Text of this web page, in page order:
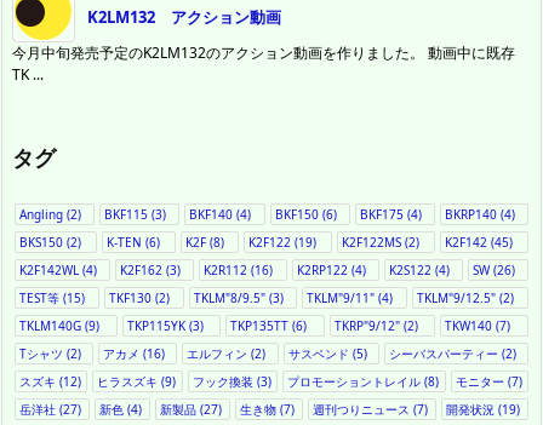
K2LM132 アクション動画
今月中旬発売予定のK2LM132のアクション動画を作りました。 動画中に既存
TK ...
タグ
Angling (2) BKF115 (3) BKF140 (4) BKF150(6) BKF175(4) BKRP140(4)
BKS150 (2) K-TEN (6) K2F(8) K2F122 (19) K2F122MS (2) K2F142 (45)
K2F142WL (4) K2F162 (3) K2R112 (16) K2RP122(4) K2S122(4) SW(26)
TEST等 (15) TKF130(2) TKLM"8/9.5"(3) TKLM"9/11" (4) TKLM"9/12.5" (2)
TKLM140G (9) TKP115YK(3) TKP135TT (6) TKRP"9/12"(2) TKW140 (7)
Tシャツ (2) アカメ (16) エルフィン (2) サスペンド (5) シーバスパーティー (2)
スズキ (12) ヒラスズキ (9) フック換装(3) プロモーショントレイル (8) モニター (7)
岳洋社 (27) 新色 (4) 新製品 (27) 生き物 (7) 週刊つりニュース (7) 開発状況 (19)